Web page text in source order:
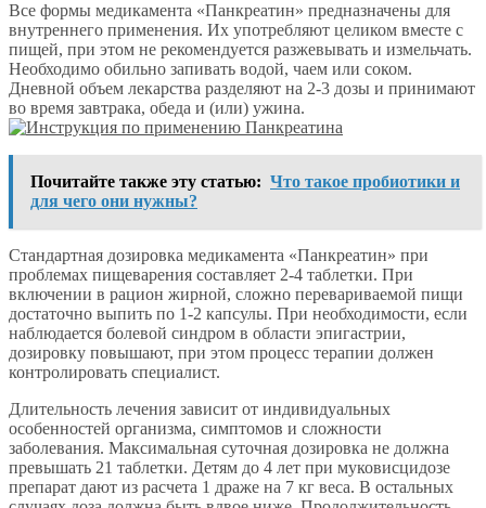
Все формы медикамента «Панкреатин» предназначены для
внутреннего применения. Их употребляют целиком вместе с
пищей, при этом не рекомендуется разжевывать и измельчать.
Необходимо обильно запивать водой, чаем или соком.
Дневной объем лекарства разделяют на 2-3 дозы и принимают
во время завтрака, обеда и (или) ужина.
Почитайте также эту статью: Что такое пробиотики и
для чего они нужны?
Стандартная дозировка медикамента «Панкреатин» при
проблемах пищеварения составляет 2-4 таблетки. При
включении в рацион жирной, сложно перевариваемой пищи
достаточно выпить по 1-2 капсулы. При необходимости, если
наблюдается болевой синдром в области эпигастрии,
дозировку повышают, при этом процесс терапии должен
контролировать специалист.
Длительность лечения зависит от индивидуальных
особенностей организма, симптомов и сложности
заболевания. Максимальная суточная дозировка не должна
превышать 21 таблетки. Детям до 4 лет при муковисцидозе
препарат дают из расчета 1 драже на 7 кг веса. В остальных